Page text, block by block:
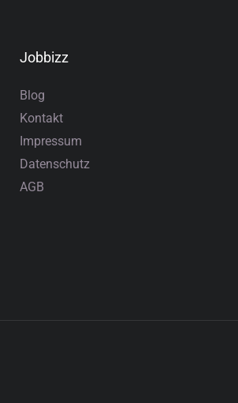
Jobbizz
Blog
Kontakt
Impressum
Datenschutz
AGB